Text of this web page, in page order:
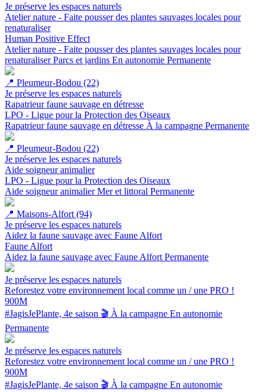
Je préserve les espaces naturels
Atelier nature - Faite pousser des plantes sauvages locales pour
renaturaliser
Human Positive Effect
Atelier nature - Faite pousser des plantes sauvages locales pour
renaturaliser Parcs et jardins En autonomie Permanente
📍 Pleumeur-Bodou (22)
Je préserve les espaces naturels
Rapatrieur faune sauvage en détresse
LPO - Ligue pour la Protection des Oiseaux
Rapatrieur faune sauvage en détresse À la campagne Permanente
📍 Pleumeur-Bodou (22)
Je préserve les espaces naturels
Aide soigneur animalier
LPO - Ligue pour la Protection des Oiseaux
Aide soigneur animalierMer et littoral Permanente
📍 Maisons-Alfort (94)
Je préserve les espaces naturels
Aidez la faune sauvage avec Faune Alfort
Faune Alfort
Aidez la faune sauvage avec Faune Alfort Permanente
Je préserve les espaces naturels
Reforestez votre environnement local comme un / une PRO !
900M
#JagisJePlante, 4e saison 🎬 À la campagne En autonomie
Permanente
Je préserve les espaces naturels
Reforestez votre environnement local comme un / une PRO !
900M
#JagisJePlante, 4e saison 🎬 À la campagne En autonomie